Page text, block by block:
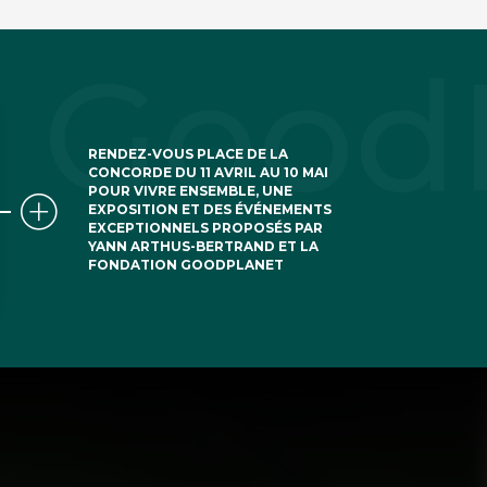
RENDEZ-VOUS PLACE DE LA
CONCORDE DU 11 AVRIL AU 10 MAI
POUR VIVRE ENSEMBLE, UNE
EXPOSITION ET DES ÉVÉNEMENTS
EXCEPTIONNELS PROPOSÉS PAR
YANN ARTHUS-BERTRAND ET LA
FONDATION GOODPLANET